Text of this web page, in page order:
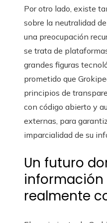
Por otro lado, existe
sobre la neutralidad
una preocupación
se trata de
grandes figuras
prometido que
principios de
con código abierto y
externas, para
imparcialidad de su
Un futuro
información
realmente